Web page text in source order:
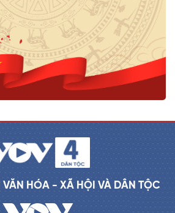
HÓA - XÃ HỘI VÀ DÂN TỘC